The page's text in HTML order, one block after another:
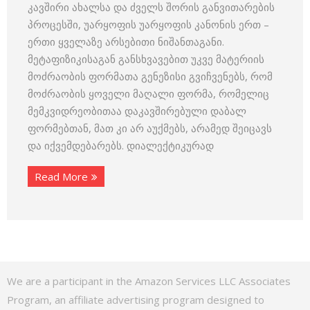
კავშირი ახალსა და ძველს შორის განვითარების
პროცესში, უარყოფის უარყოფის კანონის ერთ –
ერთი ყველაზე არსებითი ნიშანთაგანი.
მეტაფიზიკისაგან განსხვავებით უკვე მატერიის
მოძრაობის ფორმათა გენეზისი გვიჩვენებს, რომ
მოძრაობის ყოველი მაღალი ფორმა, რომელიც
მემკვიდრეობითაა დაკავშირებული დაბალ
ფორმებთან, მათ კი არ აუქმებს, არამედ შეიცავს
და იქვემდებარებს. დიალექტიკურად
Read More
We are a participant in the Amazon Services LLC Associates
Program, an affiliate advertising program designed to